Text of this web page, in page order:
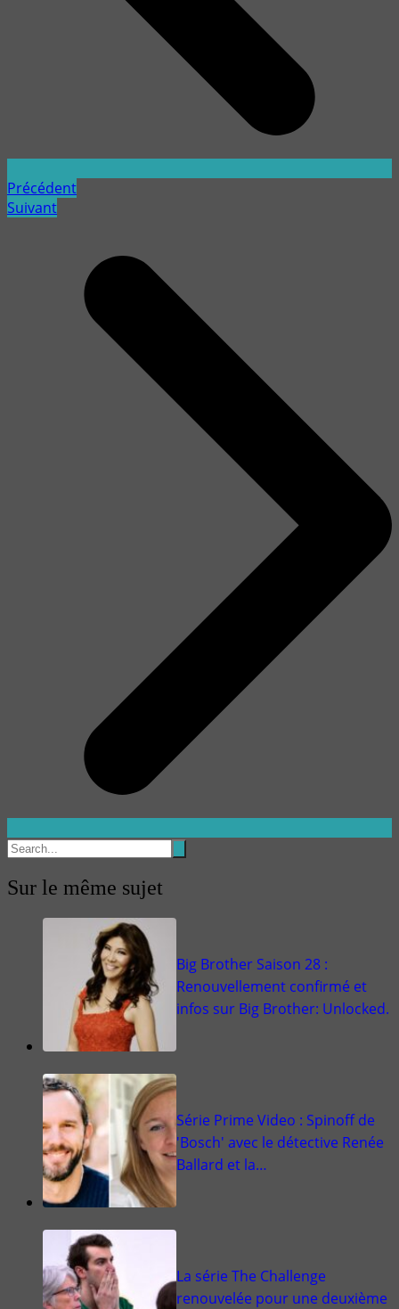
Précédent
Suivant
Sur le même sujet
Big Brother Saison 28 :
Renouvellement confirmé et
infos sur Big Brother: Unlocked.
Série Prime Video : Spinoff de
'Bosch' avec le détective Renée
Ballard et la…
La série The Challenge
renouvelée pour une deuxième